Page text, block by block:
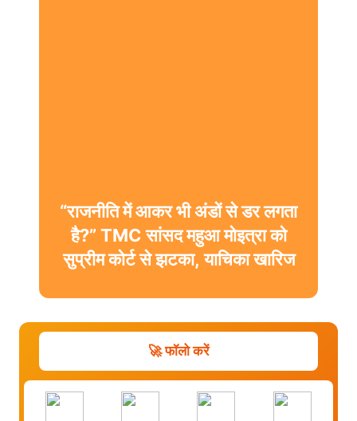
“राजनीति में आकर भी अंडों से डर लगता
है?” TMC सांसद महुआ मोइत्रा को
सुप्रीम कोर्ट से झटका, याचिका खारिज
🚀 फॉलो करें